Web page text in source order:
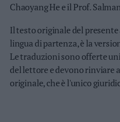
Alto
Südtirol
Dolomiti
Leggi/Abbonati
Chaoyang He e il Prof.
Il testo originale del
lingua di partenza, è la
Le traduzioni sono offerte
del lettore e devono rinviare
originale, che è l'unico